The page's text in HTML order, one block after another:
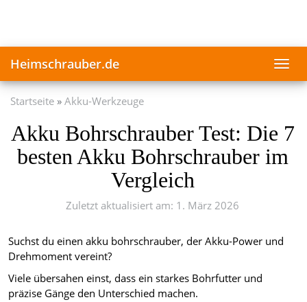
Heimschrauber.de
Startseite Akku-Werkzeuge
Akku Bohrschrauber Test: Die 7
besten Akku Bohrschrauber im
Vergleich
Zuletzt aktualisiert am: 1. März 2026
Suchst du einen akku bohrschrauber, der Akku-Power und
Drehmoment vereint?
Viele übersahen einst, dass ein starkes Bohrfutter und
präzise Gänge den Unterschied machen.